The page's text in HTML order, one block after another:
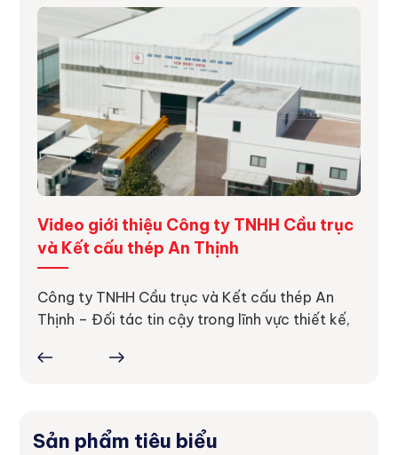
Video giới thiệu Công ty TNHH Cầu trục
và Kết cấu thép An Thịnh
Công ty TNHH Cầu trục và Kết cấu thép An
Thịnh – Đối tác tin cậy trong lĩnh vực thiết kế,
Sản phẩm tiêu biểu